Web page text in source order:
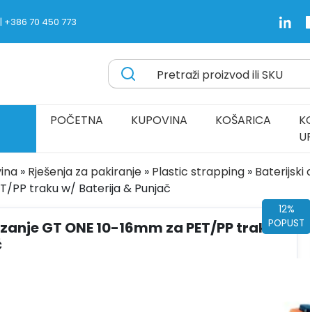
+386 70 450 773
Machines Delivered Fast and Free
Pretraži proizvod ili SKU
POČETNA KUPOVINA KOŠARICA
» Rješenja za pakiranje » Plastic strapping » Baterijski
PP traku w/ Baterija & Punjač
GT ONE 10-16mm za PET/PP traku
12%
POPUST